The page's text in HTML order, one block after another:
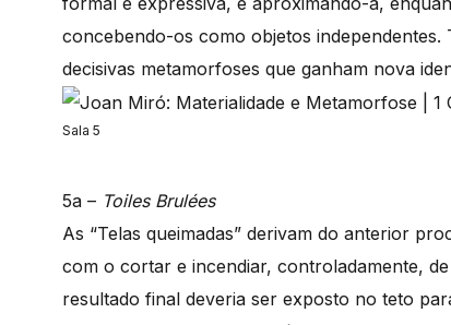
concebendo-os como objetos independentes.
decisivas metamorfoses que ganham nova
Sala 5
5a – Toiles Brulées
As “Telas queimadas” derivam do anterior
com o cortar e incendiar, controladamente,
resultado final deveria ser exposto no teto